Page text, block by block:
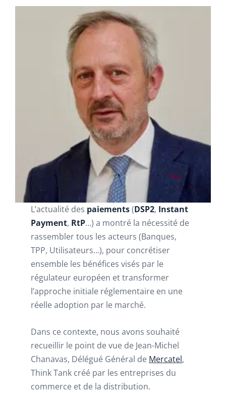
L’actualité des paiements(DSP2, Instant
Payment, RtP…) a montré la nécessité de
rassembler tous les acteurs (Banques,
TPP, Utilisateurs…), pour concrétiser
ensemble les bénéfices visés par le
régulateur européen et transformer
l’approche initiale réglementaire en une
réelle adoption par le marché.
Dans ce contexte, nous avons souhaité
recueillir le point de vue de Jean-Michel
Chanavas, Délégué Général de Mercatel,
Think Tank créé par les entreprises du
commerce et de la distribution.